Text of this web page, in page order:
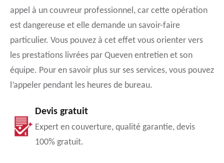
appel à un couvreur professionnel, car cette opération
est dangereuse et elle demande un savoir-faire
particulier. Vous pouvez à cet effet vous orienter vers
les prestations livrées par Queven entretien et son
équipe. Pour en savoir plus sur ses services, vous pouvez
l’appeler pendant les heures de bureau.
Devis gratuit
Expert en couverture, qualité garantie, devis
100% gratuit.